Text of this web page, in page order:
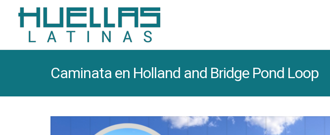
Caminata en Holland and Bridge Pond Loop